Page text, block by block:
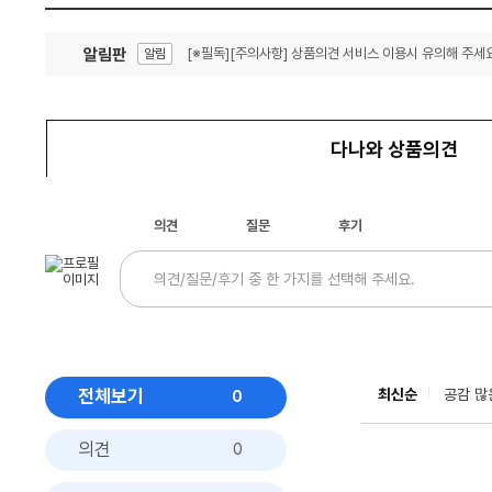
알림판 알림 [※필독][주의사항] 상품의견 서비스 이용시 유의해 주세
다나와 상품의견
의견 질문 후기
전체보기 0
의견 0
최신순 공감 많